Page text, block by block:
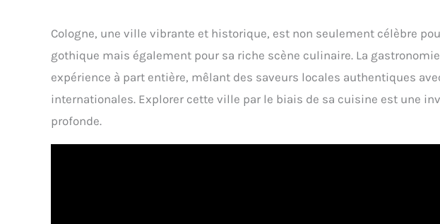
Cologne, une ville vibrante et historique, est non seulement célèbre
gothique mais également pour sa riche scène culinaire. La
expérience à part entière, mêlant des saveurs locales authentiques
internationales. Explorer cette ville par le biais de sa cuisine est une
profonde.